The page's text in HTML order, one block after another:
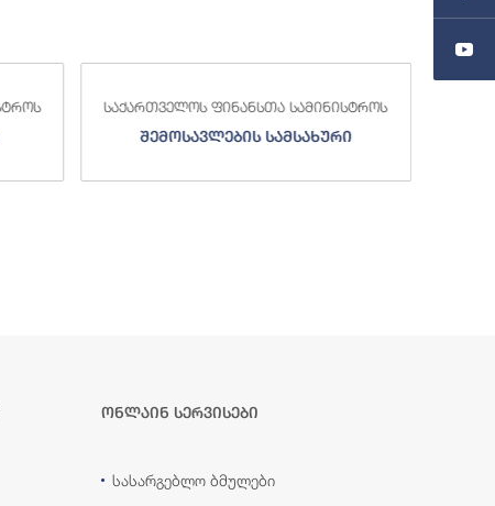
სამინისტროს
საქართველოს ფინანსთა სამინისტროს
სახელმწიფო ხაზინა
ონლაინ სერვისები
სასარგებლო ბმულები